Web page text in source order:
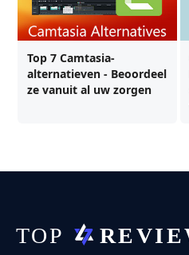
Top 7 Camtasia-
alternatieven - Beoordeel
ze vanuit al uw zorgen